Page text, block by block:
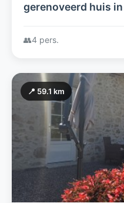
gerenoveerd huis
👥4 pers.
📍 59.1 km